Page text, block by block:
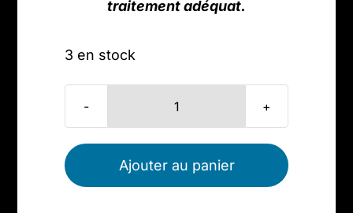
traitement adéquat.
3 en stock
quantité
Boucles
Ajouter au panier